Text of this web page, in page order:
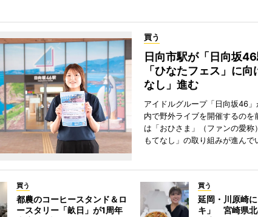
買う
日向市駅が「日向坂
「ひなたフェス」に
なし」進む
アイドルグループ「日向坂46
内で野外ライブを開催するのを
は「おひさま」（ファンの愛称
もてなし」の取り組みが進んで
買う
都農のコーヒースタンド＆ロ
ースタリー「畝日」が1周年
買う
延岡・川原崎
キ」 宮崎県北